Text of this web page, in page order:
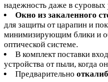
надежность даже в суровых
Окно из закаленного
для защиты от царапин и
минимизирующим блики и
оптической системе.
В комплект поставки
устройства от пыли, когда
Предварительно